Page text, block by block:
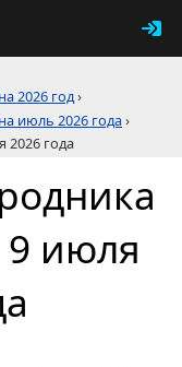
2026 год›
июль 2026 года›
2026 года
9 июля